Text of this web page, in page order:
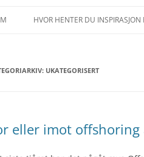
HVOR HENTER DU INSPIRASJON
UKATEGORISERT
eller imot offshoring